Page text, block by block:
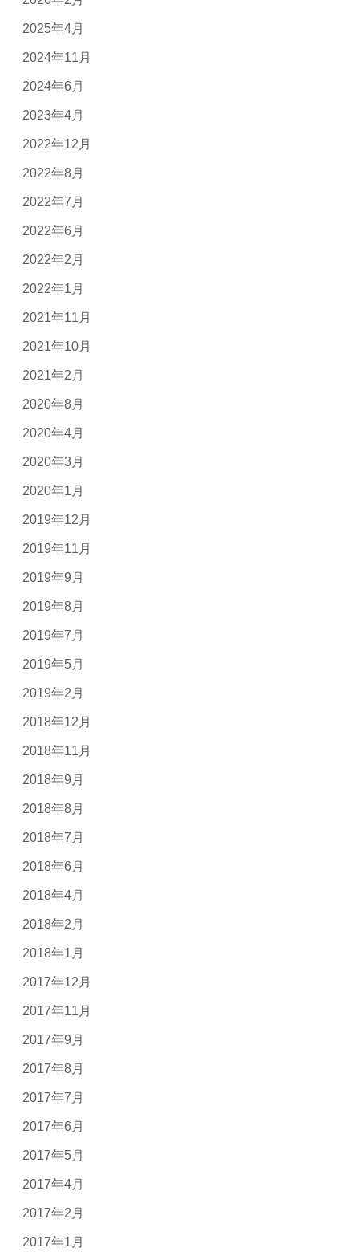
2025年4月
2024年11月
2024年6月
2023年4月
2022年12月
2022年8月
2022年7月
2022年6月
2022年2月
2022年1月
2021年11月
2021年10月
2021年2月
2020年8月
2020年4月
2020年3月
2020年1月
2019年12月
2019年11月
2019年9月
2019年8月
2019年7月
2019年5月
2019年2月
2018年12月
2018年11月
2018年9月
2018年8月
2018年7月
2018年6月
2018年4月
2018年2月
2018年1月
2017年12月
2017年11月
2017年9月
2017年8月
2017年7月
2017年6月
2017年5月
2017年4月
2017年2月
2017年1月